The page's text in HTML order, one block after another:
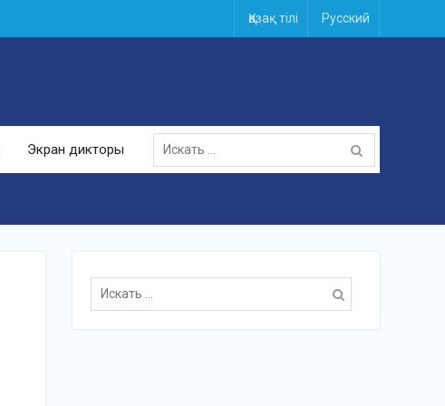
Қазақ тілі Русский
Экран дикторы
Поиск
для:
Поиск
для: